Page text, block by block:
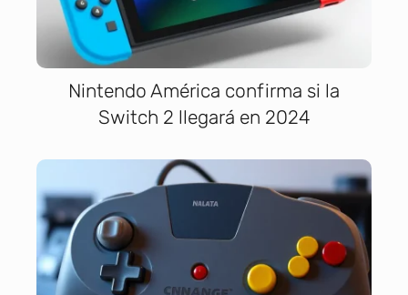
Nintendo América confirma si la
Switch 2 llegará en 2024